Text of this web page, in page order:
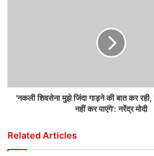
'नकली शिवसेना मुझे जिंदा गाड़ने की बात कर रही,
नहीं कर पाएंगे': नरेंद्र मोदी
Related Articles